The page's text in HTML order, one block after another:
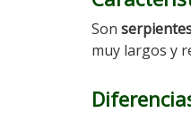
Son
muy largos y